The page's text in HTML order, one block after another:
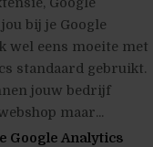
bij je Google
wel eens moeite met
standaard gebruikt.
jouw bedrijf
maar...
Google Analytics